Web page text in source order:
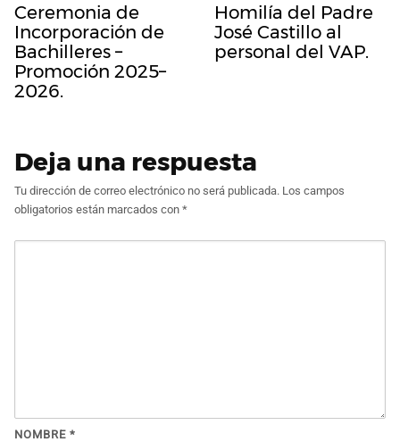
Ceremonia de
Incorporación de
Bachilleres –
Promoción 2025–
2026.
Homilía del Padre
José Castillo al
personal del VAP.
Deja una respuesta
Tu dirección de correo electrónico no será publicada. Los campos
obligatorios están marcados con *
NOMBRE *